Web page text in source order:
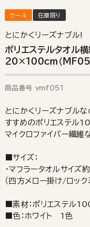
セール 在庫限り
とにかくリーズナブル!
ポリエステルタオル
20×100cm（
商品番号 vmf051
とにかくリーズナブル
すすめのポリエステル
マイクロファイバー繊維
■サイズ：
・マフラータオルサ
（四方メロー掛け/ロック
■素材：ポリエステル
■色：ホワイト 1色